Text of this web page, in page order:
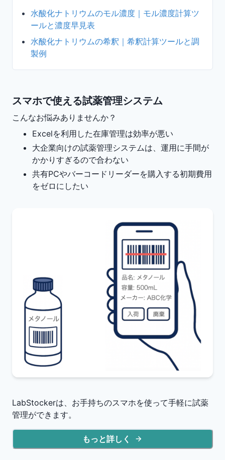
水酸化ナトリウムのモル濃度｜モル濃度計算ツ
ールと濃度早見表
水酸化ナトリウムの希釈｜希釈計算ツールと調
製例
スマホで使える試薬管理システム
こんなお悩みありませんか？
Excelを利用した在庫管理は効率が悪い
大企業向けの試薬管理システムは、運用に手間が
かかりすぎるので合わない
共有PCやバーコードリーダーを購入する初期費用
をゼロにしたい
LabStockerは、お手持ちのスマホを使って手軽に試薬
管理ができます。
もっと詳しく